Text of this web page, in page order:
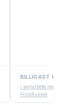
BILLIGAST HOS
i samarbete med
PriceRunner